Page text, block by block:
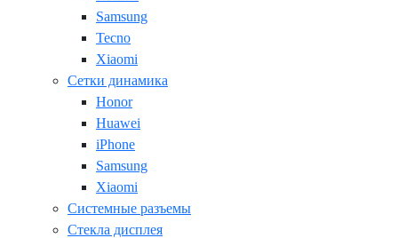
Samsung
Tecno
Xiaomi
Сетки динамика
Honor
Huawei
iPhone
Samsung
Xiaomi
Системные разъемы
Стекла дисплея